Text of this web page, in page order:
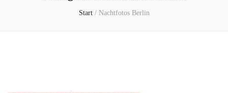
Start / Nachtfotos Berlin